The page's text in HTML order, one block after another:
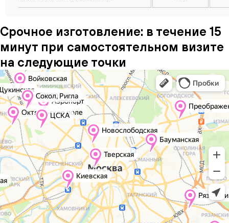
Срочное изготовление: в течение 15
минут при самостоятельном визите
на следующие точки